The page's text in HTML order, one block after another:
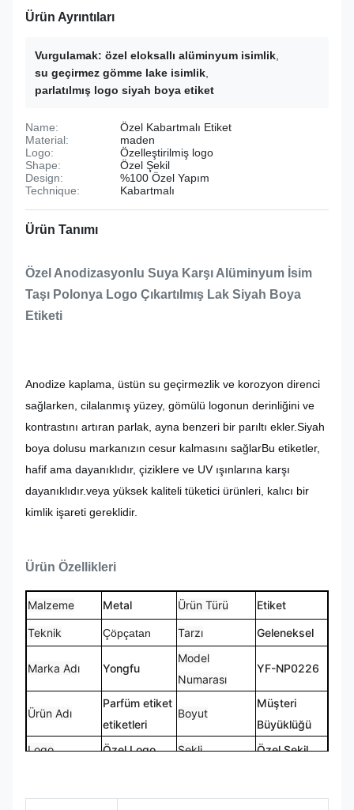
Ürün Ayrıntıları
Vurgulamak: özel eloksallı alüminyum isimlik
su geçirmez gömme lake isimlik
parlatılmış logo siyah boya etiket
Name:
Özel Kabartmalı Etiket
Material:
maden
Logo:
Özelleştirilmiş logo
Shape:
Özel Şekil
Design:
%100 Özel Yapım
Technique:
Kabartmalı
Ürün Tanımı
Özel Anodizasyonlu Suya Karşı Alüminyum İsim
Taşı Polonya Logo Çıkartılmış Lak Siyah Boya
Etiketi
Anodize kaplama, üstün su geçirmezlik ve korozyon direnci
sağlarken, cilalanmış yüzey, gömülü logonun derinliğini ve
kontrastını artıran parlak, ayna benzeri bir parıltı ekler.Siyah
boya dolusu markanızın cesur kalmasını sağlarBu etiketler,
hafif ama dayanıklıdır, çiziklere ve UV ışınlarına karşı
dayanıklıdır.veya yüksek kaliteli tüketici ürünleri, kalıcı bir
kimlik işareti gereklidir.
Ürün Özellikleri
Malzeme Metal Ürün Türü Etiket
Teknik Çöpçatan Tarzı Geleneksel
Marka Adı Yongfu
Model
Numarası
YF-NP0226
Ürün Adı
Parfüm etiket
etiketleri
Boyut
Müşteri
Büyüklüğü
Logo
Özel Logo Şekli Özel Şekil
Renk
Pantone, RAL Tasarım